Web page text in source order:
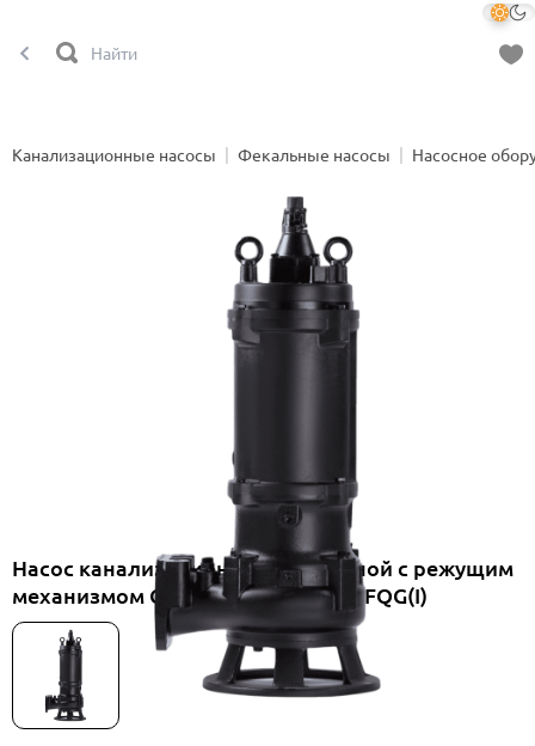
Канализационные насосы Фекальные насосы Насосное
Насос канализационный погружной с режущим
механизмом CNP 80WQ35-40-11/EFQG(I)